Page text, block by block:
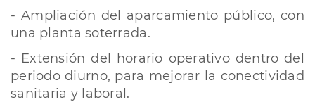
- Ampliación del aparcamiento público, con
una planta soterrada.
- Extensión del horario operativo dentro del
periodo diurno, para mejorar la conectividad
sanitaria y laboral.